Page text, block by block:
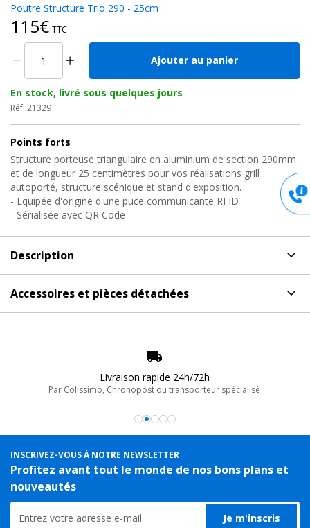
Poutre Structure Trio 290 - 25cm
115€ TTC
Ajouter au panier
En stock, livré sous quelques jours
Réf. 21329
Points forts
Structure porteuse triangulaire en aluminium de section 290mm
et de longueur 25 centimètres pour vos réalisations grill
autoporté, structure scénique et stand d'exposition.
- Equipée d'origine d'une puce communicante RFID
- Sérialisée avec QR Code
Description
Sixty82
- Equipée d'origine d'une puce communicante RFID
- Assemblage facile
Caractéristiques techniques :
- RFID Ready
- Section : 290 x 258mm
Accessoires et pièces détachées
Sixty82
M29T-KIT, Assemblage structure alu triangulaire
Réf. 17489
Livraison rapide 24h/72h
Par Colissimo, Chronopost ou transporteur spécialisé
INSCRIVEZ-VOUS À NOTRE NEWSLETTER
Profitez avant tout le monde de nos bons plans et
nouveautés
Je m'inscris